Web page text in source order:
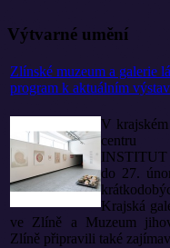
Výtvarné umění
Zlínské muzeum a galerie
program k aktuálním
V
centru
INSTITUT
do 27.
Krajská
ve Zlíně a Muzeum
Zlíně připravili také